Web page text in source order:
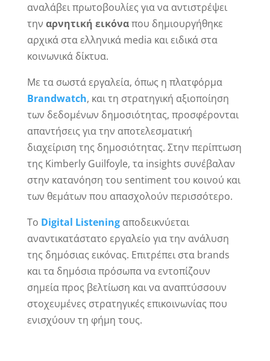
αναλάβει πρωτοβουλίες για να αντιστρέψει
την αρνητική εικόναπου δημιουργήθηκε
αρχικά στα ελληνικά media και ειδικά στα
κοινωνικά δίκτυα.
Με τα σωστά εργαλεία, όπως η πλατφόρμα
Brandwatch, και τη στρατηγική αξιοποίηση
των δεδομένων δημοσιότητας, προσφέρονται
απαντήσεις για την αποτελεσματική
διαχείριση της δημοσιότητας. Στην περίπτωση
της Kimberly Guilfoyle, τα insights συνέβαλαν
στην κατανόηση του sentiment του κοινού και
των θεμάτων που απασχολούν περισσότερο.
Το Digital Listeningαποδεικνύεται
αναντικατάστατο εργαλείο για την ανάλυση
της δημόσιας εικόνας. Επιτρέπει στα brands
και τα δημόσια πρόσωπα να εντοπίζουν
σημεία προς βελτίωση και να αναπτύσσουν
στοχευμένες στρατηγικές επικοινωνίας που
ενισχύουν τη φήμη τους.